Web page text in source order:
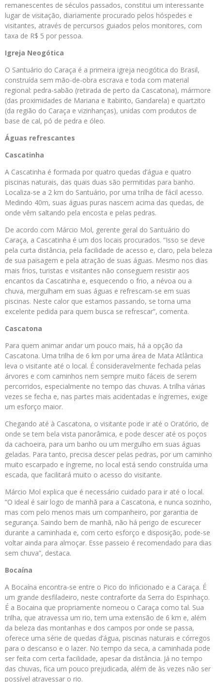
remanescentes de séculos passados, constitui um interessante
lugar de visitação, diariamente procurado pelos hóspedes e
visitantes, através de percursos guiados pelos monitores, com
taxa de R$ 5 por pessoa.
Igreja Neogótica
O Santuário do Caraça é a primeira igreja neogótica do Brasil,
construída sem mão-de-obra escrava e toda com material
regional: pedra-sabão (retirada de perto da Cascatona), mármore
(das proximidades de Mariana e Itabirito, Gandarela) e quartzito
(da região do Caraça e vizinhanças), unidas com produtos de
base de cal, pó de pedra e óleo.
Águas refrescantes
Cascatinha
A Cascatinha é formada por quatro quedas d’água e quatro
piscinas naturais, das quais duas são permitidas para banho.
Localiza-se a 2 km do Santuário, por uma trilha de fácil acesso.
Medindo 40m, suas águas puras nascem acima das quedas, de
onde vêm saltando pela encosta e pelas pedras.
De acordo com Márcio Mol, gerente geral do Santuário do
Caraça, a Cascatinha é um dos locais procurados. “Isso se deve
pela curta distância, pela facilidade de acesso e, claro, pela beleza
de sua paisagem e pela atração de suas águas. Mesmo nos dias
mais frios, turistas e visitantes não conseguem resistir aos
encantos da Cascatinha e, esquecendo o frio, a névoa ou a
chuva, mergulham em suas águas e refrescam-se em suas
piscinas. Neste calor que estamos passando, se torna uma
excelente pedida para quem busca se refrescar”, comenta.
Cascatona
Para quem animar andar um pouco mais, há a opção da
Cascatona. Uma trilha de 6 km por uma área de Mata Atlântica
leva o visitante até o local. É consideravelmente fechada pelas
árvores e com caminhos nem sempre muito fáceis de serem
percorridos, especialmente no tempo das chuvas. A trilha várias
vezes se fecha e, nas partes mais acidentadas e íngremes, exige
um esforço maior.
Chegando até à Cascatona, o visitante pode ir até o Oratório, de
onde se tem bela vista panorâmica, e pode descer até os poços
da cachoeira, para um banho ou um mergulho em suas águas
geladas. Para tanto, precisa descer pelas pedras, por um caminho
muito escarpado e íngreme, no local está sendo construída uma
escada, que facilitará muito o acesso do visitante.
Márcio Mol explica que é necessário cuidado para ir até o local.
“O ideal é sair logo de manhã para a Cascatona, e nunca sozinho,
mas com pelo menos mais um companheiro, por garantia de
segurança. Saindo bem de manhã, não há perigo de escurecer
durante a caminhada e, com certo esforço e disposição, pode-se
voltar ainda para almoçar. Esse passeio é recomendado para dias
sem chuva”, destaca.
Bocaína
A Bocaína encontra-se entre o Pico do Inficionado e a Caraça. É
um grande desfiladeiro, neste contraforte da Serra do Espinhaço.
É a Bocaina que propriamente nomeou o Caraça como tal. Sua
trilha, que atravessa um rio, tem uma extensão de 6 km e, além
da beleza das montanhas e dos campos por onde se passa,
oferece uma série de quedas d’água, piscinas naturais e córregos
para o descanso e o lazer. No tempo da seca, a caminhada pode
ser feita com certa facilidade, apesar da distância. Já no tempo
das chuvas, fica um pouco prejudicada, além de às vezes não ser
possível atravessar o rio.